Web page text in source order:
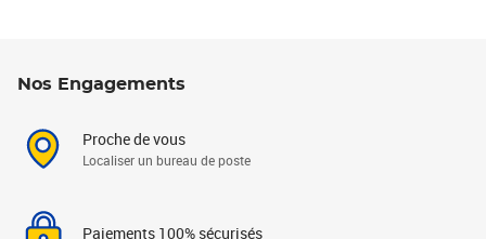
Nos Engagements
Proche de vous
Localiser un bureau de poste
Paiements 100% sécurisés